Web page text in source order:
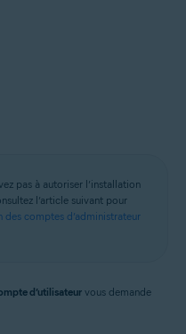
pas à autoriser l’installation
l’article suivant pour
des comptes d’administrateur
d’utilisateur vous demande